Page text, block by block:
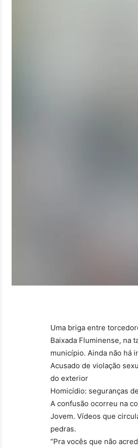
Uma briga entre
Baixada Fluminense, na
município. Ainda não há
Acusado de violação
do exterior
Homicídio: seguranças
A confusão ocorreu na
Jovem. Vídeos que
pedras.
“Pra vocês que não